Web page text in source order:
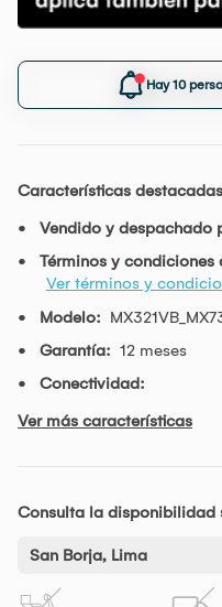
Hay 10
Características destacadas
Vendido y despachado
Términos y condiciones
Ver términos y
Modelo:
Garantía: 12 meses
Conectividad:
Ver más características
Consulta la disponibilidad
San Borja, Lima